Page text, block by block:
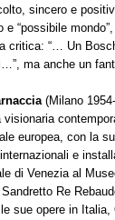
sincero e
e “possibile
critica: “… Un
ma anche un
(Milano
visionaria
europea, con la
e
di Venezia al
Re
sue opere in